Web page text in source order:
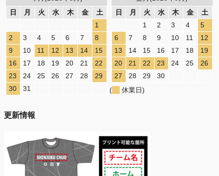
日
月 火 水 木 金
土
1
2
3 4 5 6 7
8
9
10 11 12 13 14
15
16
17 18 19 20 21
22
23
24 25 26 27 28
29
30
31
日
月 火 水 木 金
土
1
2 3 4
5
6
7 8 9 10 11
12
13
14 15 16 17 18
19
20
21 22 23 24 25
26
27
28 29
30
(
休業日)
更新情報